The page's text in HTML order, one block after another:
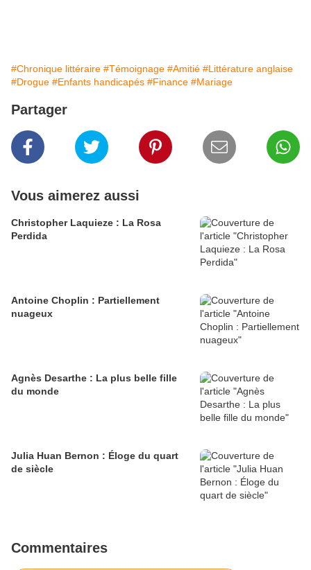
#Chronique littéraire #Témoignage #Amitié #Littérature anglaise
#Drogue #Enfants handicapés #Finance #Mariage
Partager
Vous aimerez aussi
Christopher Laquieze : La Rosa
Perdida
Antoine Choplin : Partiellement
nuageux
Agnès Desarthe : La plus belle fille
du monde
Julia Huan Bernon : Éloge du quart
de siècle
Commentaires